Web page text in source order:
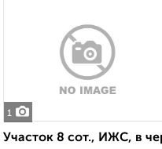
1
Участок 8 сот., ИЖС, в